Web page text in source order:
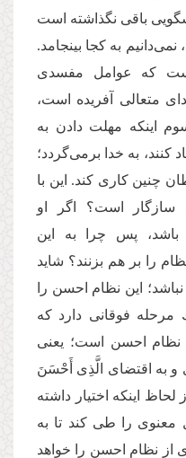
باقی نگذاشته است
به كجا بینجامد.
كه عوامل مفسدی
متعالی آفریده است،
اینكه مهلت دادن به
كنند، به خدا برمی‌گردد؛
چنین كاری كند. این با
است؟ اگر او
پس چرا به این
را بر هم بزنند؟ شاید
این نظام احسن را
مرحله فوقانی دارد كه
احسن است؛ یعنی
و به اقتضای الَّذِی أَحْسَنَ
اینكه اختیار داشته
معنوی را طی كند تا به
نظام احسن را خواهد